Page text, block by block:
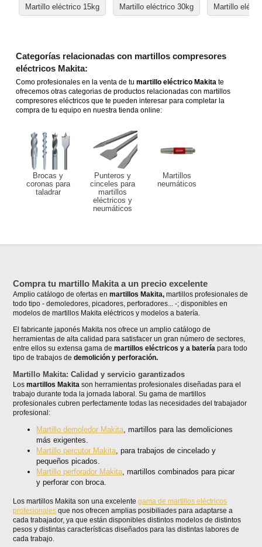
Martillo eléctrico 15kg Martillo eléctrico 30kg Martillo
Categorías relacionadas con martillos compresores
eléctricos Makita:
Como profesionales en la venta de tumartillo eléctrico Makita te
ofrecemos otras categorias de productos relacionadas con martillos
compresores eléctricos que te pueden interesar para completar la
compra de tu equipo en nuestra tienda online:
Brocas y
coronas para
taladrar
Punteros y
cinceles para
martillos
eléctricos y
neumáticos
Martillos
neumáticos
Compra tu martillo Makita a un precio excelente
Amplio catálogo de ofertas enmartillos Makita, martillos profesionales de
todo tipo - demoledores, picadores, perforadores... -; disponibles en
modelos de martillos Makita eléctricos y modelos a batería.
El fabricante japonés Makita nos ofrece un amplio catálogo de
herramientas de alta calidad para satisfacer un gran número de sectores,
entre ellos su extensa gama demartillos eléctricos y a batería para todo
tipo de trabajos dedemolición y perforación.
Martillo Makita: Calidad y servicio garantizados
Losmartillos Makita son herramientas profesionales diseñadas para el
trabajo durante toda la jornada laboral. Su gama de martillos
profesionales cubren perfectamente todas las necesidades del trabajador
profesional:
Martillo demoledor Makita, martillos para las demoliciones
más exigentes.
Martillo percutor Makita, para trabajos de cincelado y
pequeños picados.
Martillo perforador Makita, martillos combinados para picar
y perforar con broca.
Los martillos Makita son una excelentegama de martillos eléctricos
profesionales que nos ofrecen amplias posibiliades para adaptarse a
cada trabajador, ya que están disponibles distintos modelos de distintos
pesos y distintas características diseñados para las distintas labores de
cada trabajo.